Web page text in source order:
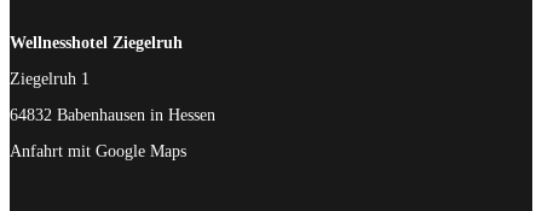
Wellnesshotel Ziegelruh
Ziegelruh 1
64832 Babenhausen in Hessen
Anfahrt mit Google Maps